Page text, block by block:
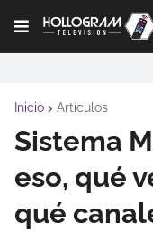
Inicio Artículos
Sistema
eso, qué
qué